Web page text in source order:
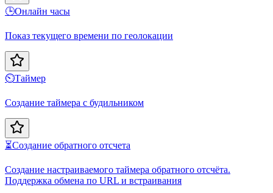
🕒Онлайн часы
Показ текущего времени по геолокации
⏲️Таймер
Создание таймера с будильником
⏳Создание обратного отсчета
Создание настраиваемого таймера обратного отсчёта.
Поддержка обмена по URL и встраивания